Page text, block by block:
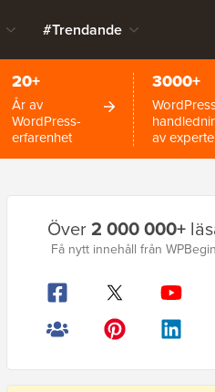
#Trendande
20+
År av
WordPress-
erfarenhet
3000+
av
Primär
sidofält
Över2 000 000+
Få nytt innehåll från